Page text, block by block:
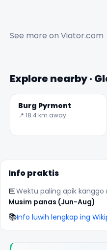
See more on Viator.com
Explore nearby ·
Burg Pyrmont
📍 18.4 km away
Info praktis
📅Wektu paling apik kanggo
Musim panas (Jun-Aug)
📚Info luwih lengkap ing